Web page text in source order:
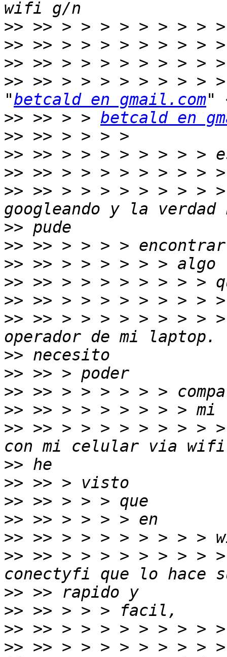
>>
>>
>>
>> >> > > > > > > > >
"betcald en gmail.com
>> >> > > betcald en
>>
>>
>>
>> >> > > > > > > > >
>>
>>
>>
>>
>>
>> >> > > > > > > > >
>>
>>
>>
>>
>> >> > > > > > > > >
>>
>>
>>
>>
>>
>> >> > > > > > > > >
>>
>>
>>
>> >> > > > > > > > > >